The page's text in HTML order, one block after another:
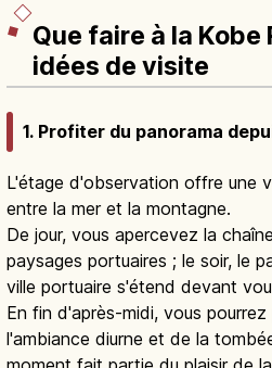
Que faire à la Kobe
idées de visite
1. Profiter du panorama
L'étage d'observation offre une
entre la mer et la montagne.
De jour, vous apercevez la
paysages portuaires ; le soir, le
ville portuaire s'étend devant
En fin d'après-midi, vous
l'ambiance diurne et de la